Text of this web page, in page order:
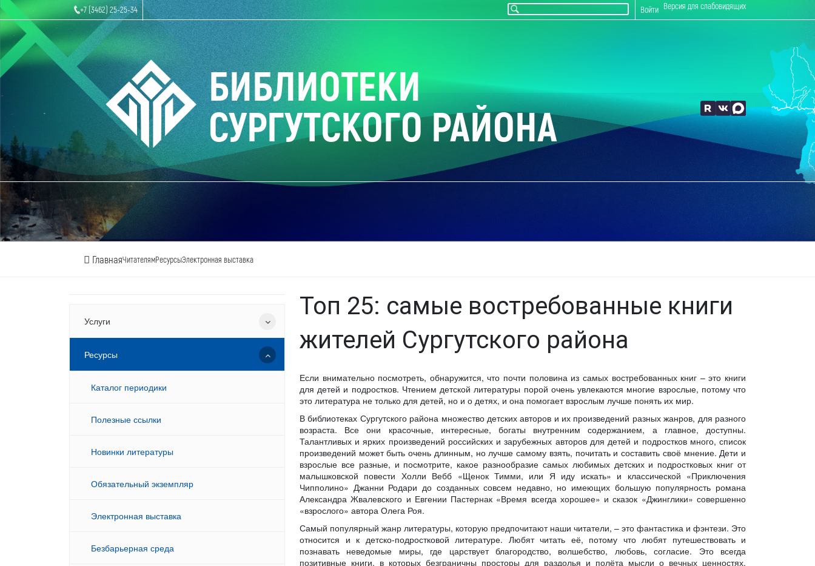
+7 (3462) 25-25-34 Версия для слабовидящих
Войти
БИБЛИОТЕКИ
СУРГУТСКОГО РАЙОНА
ГлавнаяЧитателямРесурсыЭлектронная выставка
Услуги
Ресурсы
Каталог периодики
Полезные ссылки
Новинки литературы
Обязательный экземпляр
Электронная выставка
Безбарьерная среда
Топ 25: самые востребованные книги
жителей Сургутского района
Если внимательно посмотреть, обнаружится, что почти половина из самых востребованных книг – это книги
для детей и подростков. Чтением детской литературы порой очень увлекаются многие взрослые, потому что
это литература не только для детей, но и о детях, и она помогает взрослым лучше понять их мир.
В библиотеках Сургутского района множество детских авторов и их произведений разных жанров, для разного
возраста. Все они красочные, интересные, богаты внутренним содержанием, а главное, доступны.
Талантливых и ярких произведений российских и зарубежных авторов для детей и подростков много, список
произведений может быть очень длинным, но лучше самому взять, почитать и составить своё мнение. Дети и
взрослые все разные, и посмотрите, какое разнообразие самых любимых детских и подростковых книг от
малышковской повести Холли Вебб «Щенок Тимми, или Я иду искать» и классической «Приключения
Чипполино» Джанни Родари до созданных совсем недавно, но имеющих большую популярность романа
Александра Жвалевского и Евгении Пастернак «Время всегда хорошее» и сказок «Джинглики» совершенно
«взрослого» автора Олега Роя.
Самый популярный жанр литературы, которую предпочитают наши читатели, – это фантастика и фэнтези. Это
относится и к детско-подростковой литературе. Любят читать её, потому что любят путешествовать и
познавать неведомые миры, где царствует благородство, волшебство, любовь, согласие. Это всегда
позитивные книги, в которых безграничны просторы для раздолья и полёта мысли о вечных ценностях,